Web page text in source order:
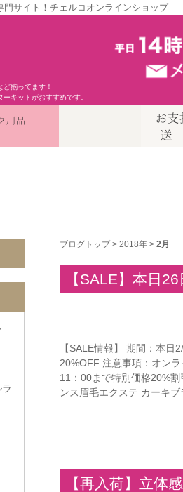
サイト！チェルコオンラインショップ
揃ってます！
キットがおすすめです。
ブログトップ> 2018年 > 2月
【SALE】本日
【SALE情報】 期間：本
20%OFF 注意事項：オン
11：00まで特別価格20%
ンス眉毛エクステ カーキブ
【再入荷】立体